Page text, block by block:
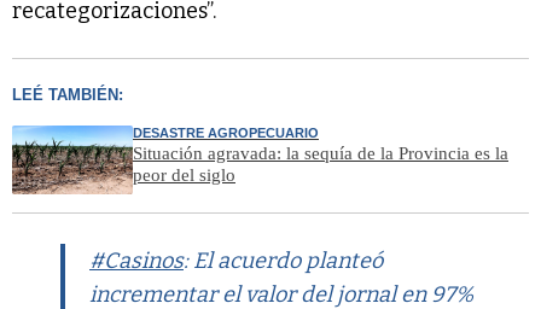
recategorizaciones”.
LEÉ TAMBIÉN:
DESASTRE AGROPECUARIO
Situación agravada: la sequía de la Provincia es la
peor del siglo
#Casinos: El acuerdo planteó
incrementar el valor del jornal en 97%